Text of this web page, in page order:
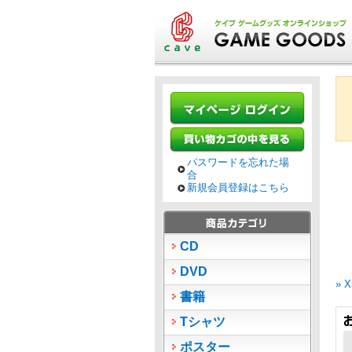
パスワードを忘れた場
合
新規会員登録はこちら
CD
DVD
書籍
Tシャツ
ポスター
»